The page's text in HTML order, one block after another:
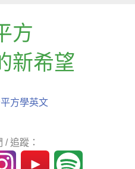
方
新希望
方學英文
/ 追蹤：